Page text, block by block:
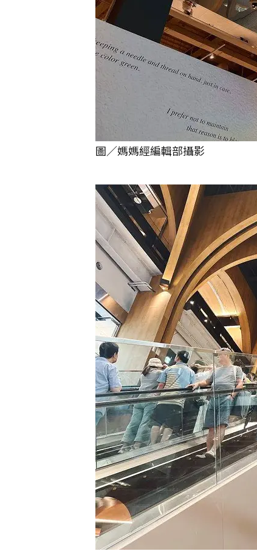
圖／媽媽經編輯部攝影